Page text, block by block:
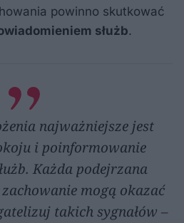
powinno skutkować
służb.
najważniejsze jest
i poinformowanie
Każda podejrzana
mogą okazać
takich sygnałów –